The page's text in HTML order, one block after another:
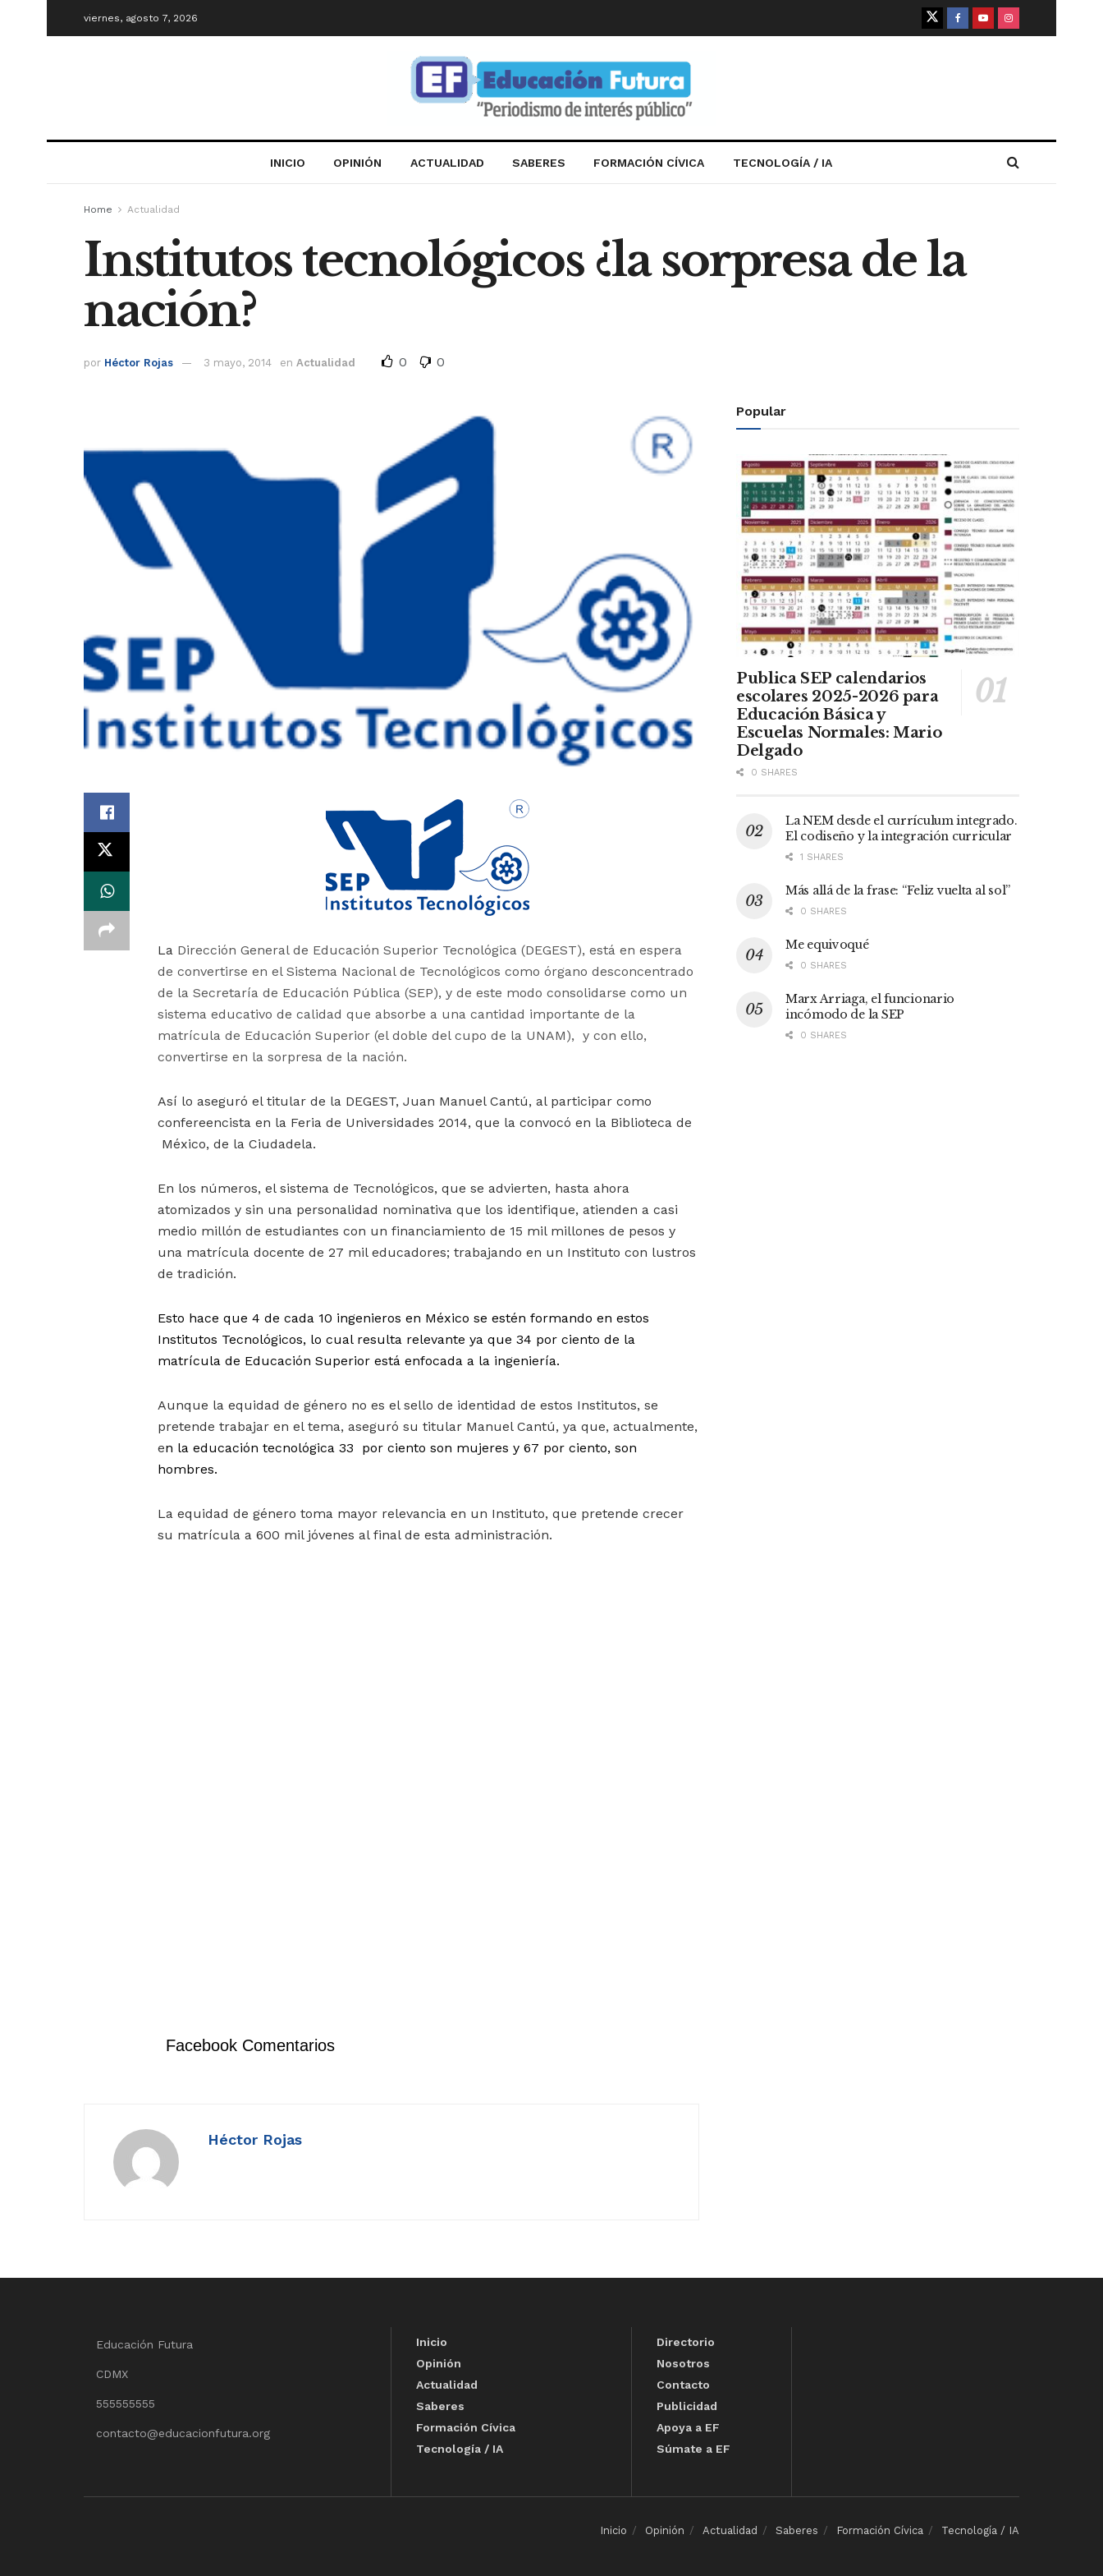
viernes, agosto 7, 2026
INICIO OPINIÓN ACTUALIDAD SABERES FORMACIÓN CÍVICA TECNOLOGÍA / IA
Home Actualidad
Institutos tecnológicos ¿la sorpresa de la
nación?
por Héctor Rojas 3 mayo, 2014 en Actualidad 0 0
La Dirección General de Educación Superior Tecnológica (DEGEST), está en espera
de convertirse en el Sistema Nacional de Tecnológicos como órgano desconcentrado
de la Secretaría de Educación Pública (SEP), y de este modo consolidarse como un
sistema educativo de calidad que absorbe a una cantidad importante de la
matrícula de Educación Superior (el doble del cupo de la UNAM), y con ello,
convertirse en la sorpresa de la nación.
Así lo aseguró el titular de la DEGEST, Juan Manuel Cantú, al participar como
confereencista en la Feria de Universidades 2014, que la convocó en la Biblioteca de
México, de la Ciudadela.
En los números, el sistema de Tecnológicos, que se advierten, hasta ahora
atomizados y sin una personalidad nominativa que los identifique, atienden a casi
medio millón de estudiantes con un financiamiento de 15 mil millones de pesos y
una matrícula docente de 27 mil educadores; trabajando en un Instituto con lustros
de tradición.
Esto hace que 4 de cada 10 ingenieros en México se estén formando en estos
Institutos Tecnológicos, lo cual resulta relevante ya que 34 por ciento de la
matrícula de Educación Superior está enfocada a la ingeniería.
Aunque la equidad de género no es el sello de identidad de estos Institutos, se
pretende trabajar en el tema, aseguró su titular Manuel Cantú, ya que, actualmente,
en la educación tecnológica 33 por ciento son mujeres y 67 por ciento, son
hombres.
La equidad de género toma mayor relevancia en un Instituto, que pretende crecer
su matrícula a 600 mil jóvenes al final de esta administración.
Facebook Comentarios
Héctor Rojas
Popular
Publica SEP calendarios
escolares 2025-2026 para
Educación Básica y
Escuelas Normales: Mario
Delgado
0 SHARES
La NEM desde el currículum integrado.
El codiseño y la integración curricular
1 SHARES
Más allá de la frase: “Feliz vuelta al sol”
0 SHARES
Me equivoqué
0 SHARES
Marx Arriaga, el funcionario
incómodo de la SEP
0 SHARES
Educación Futura
CDMX
555555555
contacto@educacionfutura.org
Inicio
Opinión
Actualidad
Saberes
Formación Cívica
Tecnología / IA
Directorio
Nosotros
Contacto
Publicidad
Apoya a EF
Súmate a EF
Inicio Opinión Actualidad Saberes Formación Cívica Tecnología / IA